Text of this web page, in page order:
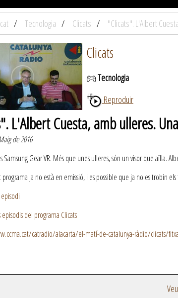
Tecnologia Clicats "Clicats". L'Albert
Clicats
Tecnologia
Reproduir
L'Albert Cuesta, amb ulleres.
de 2016
Samsung Gear VR. Més que unes ulleres, són un visor que aïlla.
programa ja no està en emissió, i es possible que ja no es trobin
del programa Clicats
catradio/alacarta/el-matí-de-catalunya-ràdio/clicats/